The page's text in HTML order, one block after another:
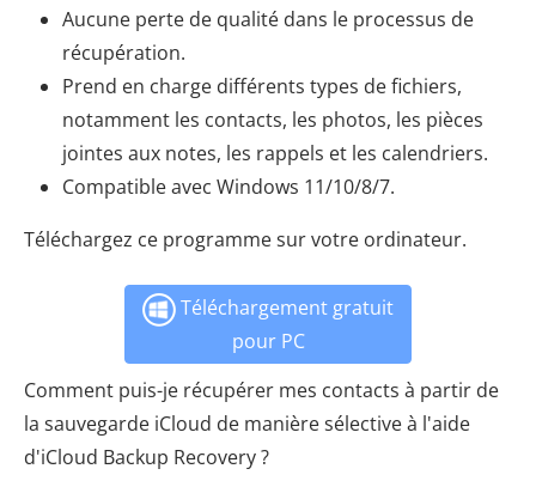
Aucune perte de qualité dans le processus de
récupération.
Prend en charge différents types de fichiers,
notamment les contacts, les photos, les pièces
jointes aux notes, les rappels et les calendriers.
Compatible avec Windows 11/10/8/7.
Téléchargez ce programme sur votre ordinateur.
Téléchargement gratuit
pour PC
Comment puis-je récupérer mes contacts à partir de
la sauvegarde iCloud de manière sélective à l'aide
d'iCloud Backup Recovery ?